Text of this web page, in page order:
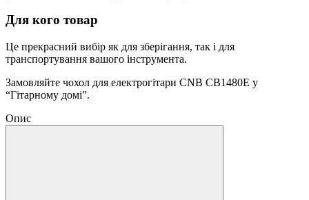
Для кого товар
Це прекрасний вибір як для зберігання, так і для
транспортування вашого інструмента.
Замовляйте чохол для електрогітари CNB CB1480E у
“Гітарному домі”.
Опис